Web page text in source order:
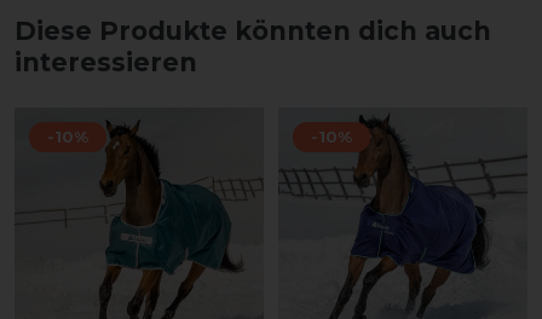
Diese Produkte könnten dich auch
interessieren
-10% -10%